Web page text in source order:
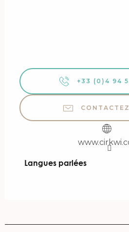
+33 (0)4 94
Langues parlées
Langues parlées